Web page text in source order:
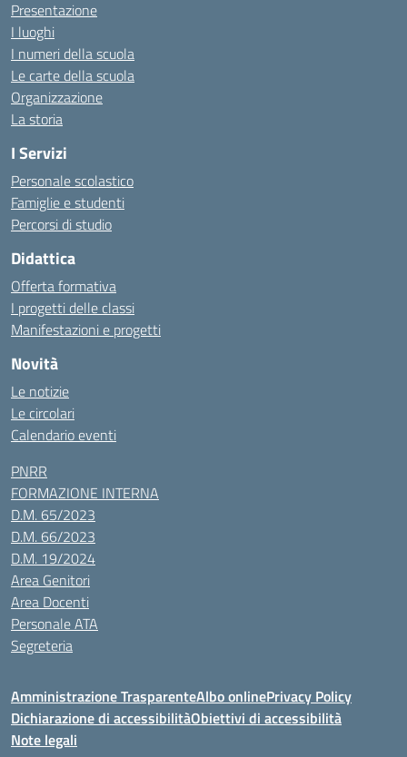
Presentazione
I luoghi
I numeri della scuola
Le carte della scuola
Organizzazione
La storia
I Servizi
Personale scolastico
Famiglie e studenti
Percorsi di studio
Didattica
Offerta formativa
I progetti delle classi
Manifestazioni e progetti
Novità
Le notizie
Le circolari
Calendario eventi
PNRR
FORMAZIONE INTERNA
D.M. 65/2023
D.M. 66/2023
D.M. 19/2024
Area Genitori
Area Docenti
Personale ATA
Segreteria
Amministrazione TrasparenteAlbo onlinePrivacy Policy
Dichiarazione di accessibilitàObiettivi di accessibilità
Note legali